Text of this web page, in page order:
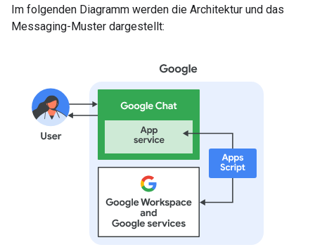
Im folgenden Diagramm werden die Architektur und das
Messaging-Muster dargestellt: